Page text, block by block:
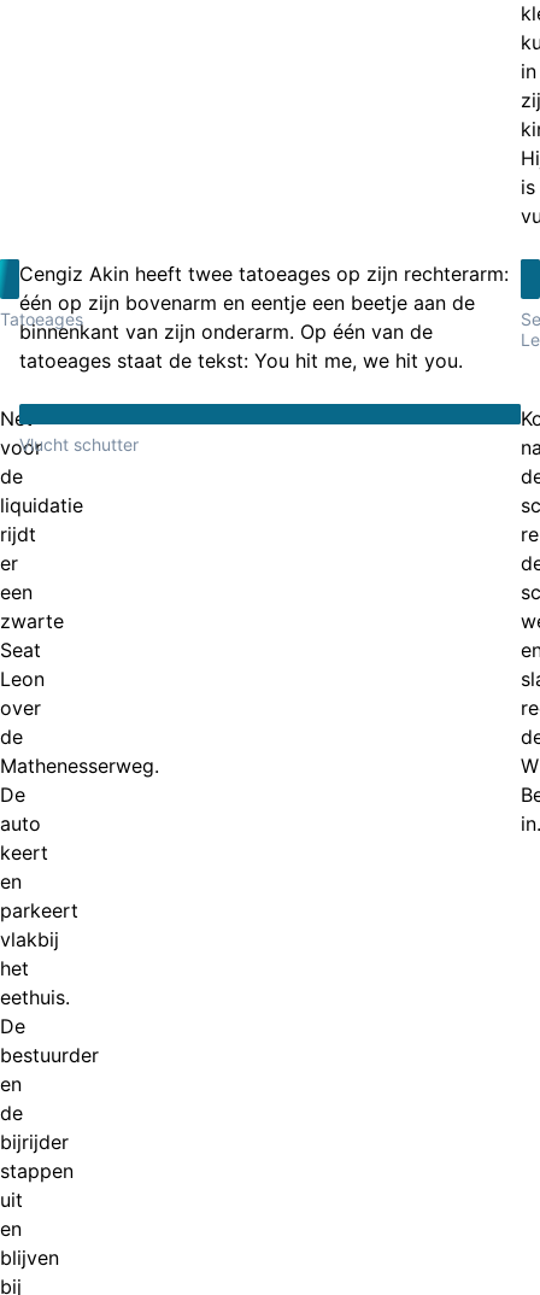
in
is
Tatoeages
Cengiz Akin heeft twee tatoeages op zijn rechterarm:
één op zijn bovenarm en eentje een beetje aan de
binnenkant van zijn onderarm. Op één van de
tatoeages staat de tekst: You hit me, we hit you.
Net
voor
de
liquidatie
rijdt
er
een
zwarte
Seat
Leon
over
de
Mathenesserweg.
De
auto
keert
en
parkeert
vlakbij
het
eethuis.
De
bestuurder
en
de
bijrijder
stappen
uit
en
blijven
bij
Vlucht schutter
in.